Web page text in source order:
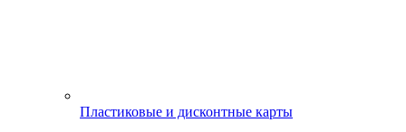
Пластиковые и дисконтные карты